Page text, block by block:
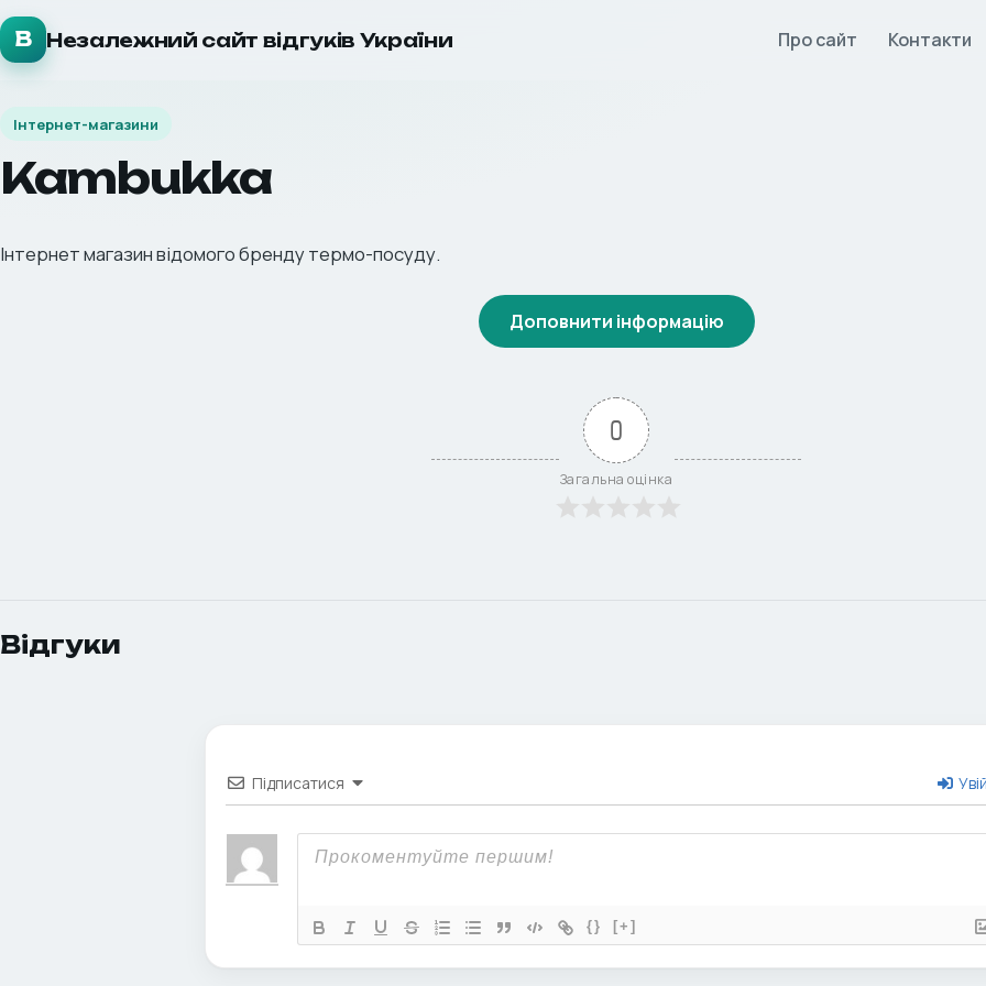
В Незалежний сайт відгуків України Про сайт Контакти
Інтернет-магазини
Kambukka
Інтернет магазин відомого бренду термо-посуду.
Доповнити інформацію
0
Загальна оцінка
Відгуки
Підписатися
{} [+]